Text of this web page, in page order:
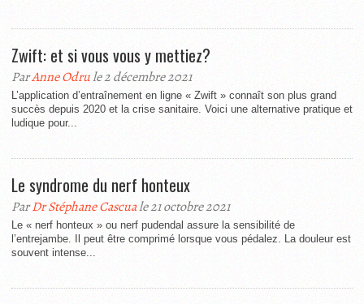
Zwift: et si vous vous y mettiez?
ParAnne Odrule 2 décembre 2021
L’application d’entraînement en ligne « Zwift » connaît son plus grand
succès depuis 2020 et la crise sanitaire. Voici une alternative pratique et
ludique pour...
Le syndrome du nerf honteux
ParDr Stéphane Cascuale 21 octobre 2021
Le « nerf honteux » ou nerf pudendal assure la sensibilité de
l’entrejambe. Il peut être comprimé lorsque vous pédalez. La douleur est
souvent intense...